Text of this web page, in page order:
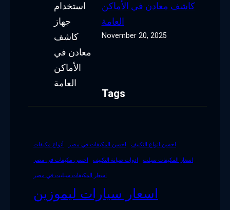
كاشف معادن في الأماكن
العامة
November 20, 2025
Tags
أنواع مكيفات احسن المكيفات في مصر احسن انواع التكييف
احسن مكيفات في مصر ادوات صيانة التكييف اسعار المكيفات سبلت
اسعار المكيفات سبليت في مصر
اسعار سيارات ليموزين